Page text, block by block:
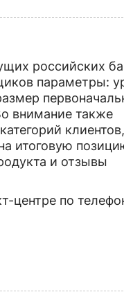
российских
параметры:
внимание также
клиентов,
итоговую
и отзывы
центре по